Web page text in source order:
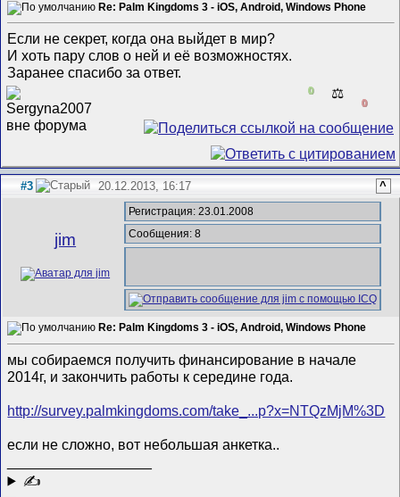
Re: Palm Kingdoms 3 - iOS, Android, Windows Phone
Если не секрет, когда она выйдет в мир?
И хоть пару слов о ней и её возможностях.
Заранее спасибо за ответ.
0 ⚖️
0
#3 20.12.2013, 16:17 ^
jim
Регистрация: 23.01.2008
Сообщения: 8
Re: Palm Kingdoms 3 - iOS, Android, Windows Phone
мы собираемся получить финансирование в начале
2014г, и закончить работы к середине года.
http://survey.palmkingdoms.com/take_...p?x=NTQzMjM%3D
если не сложно, вот небольшая анкетка..
✍